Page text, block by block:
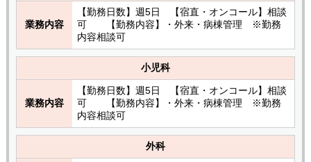
業務内容
【勤務日数】週5日 【宿直・オンコール】相談
可 【勤務内容】・外来・病棟管理 ※勤務
内容相談可
小児科
業務内容
【勤務日数】週5日 【宿直・オンコール】相談
可 【勤務内容】・外来・病棟管理 ※勤務
内容相談可
外科